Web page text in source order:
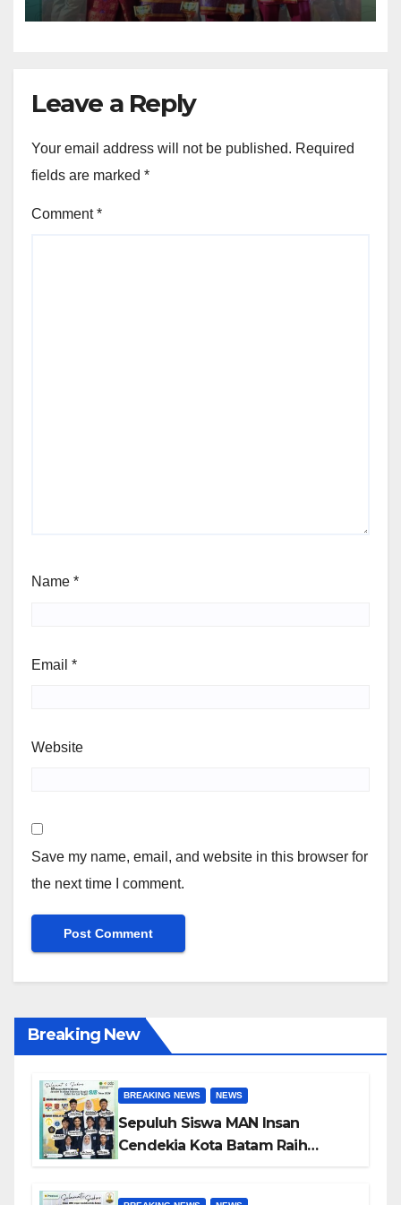
Provinsi Kepulauan Riau
Leave a Reply
Your email address will not be published. Required
fields are marked *
Comment*
Name *
Email *
Website
Save my name, email, and website in this browser for
the next time I comment.
Breaking New
BREAKING NEWS NEWS
Sepuluh Siswa MAN Insan
Cendekia Kota Batam Raih